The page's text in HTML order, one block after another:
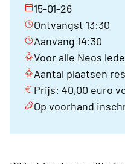
15-01-26
Ontvangst 13:30
Aanvang 14:30
Voor alle Neos
Aantal plaatsen
Prijs: 40,00 euro
Op voorhand